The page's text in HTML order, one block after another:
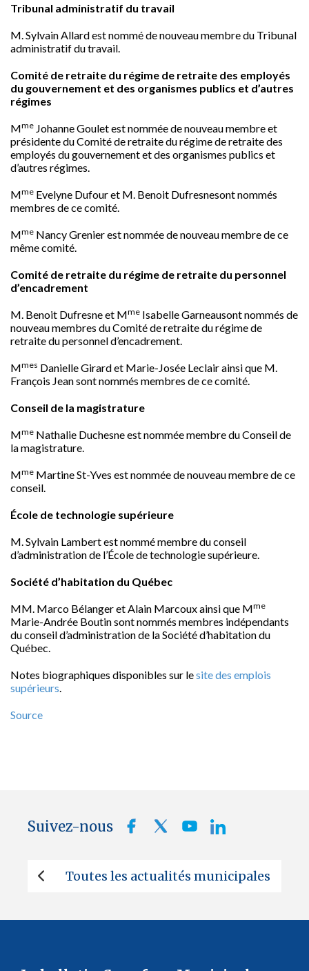
Tribunal administratif du travail
M.Sylvain Allardest nommé de nouveau membre du Tribunal
administratif du travail.
Comité de retraite du régime de retraite des employés
du gouvernement et des organismes publics et d’autres
régimes
Mme Johanne Gouletest nommée de nouveau membre et
présidente du Comité de retraite du régime de retraite des
employés du gouvernement et des organismes publics et
d’autres régimes.
Mme Evelyne Dufouret M. Benoit Dufresnesont nommés
membres de ce comité.
Mme Nancy Grenierest nommée de nouveau membre de ce
même comité.
Comité de retraite du régime de retraite du personnel
d’encadrement
M. Benoit Dufresneet Mme Isabelle Garneausont nommés de
nouveau membres du Comité de retraite du régime de
retraite du personnel d’encadrement.
Mmes Danielle Girardet Marie-Josée Leclair ainsi que M.
François Jean sont nommés membres de ce comité.
Conseil de la magistrature
Mme Nathalie Duchesneest nommée membre duConseil de
lamagistrature.
Mme Martine St-Yves est nommée de nouveau membre de ce
conseil.
École de technologie supérieure
M.Sylvain Lambertest nommé membre du conseil
d’administration de l’École de technologie supérieure.
Société d’habitation du Québec
MM. Marco Bélanger etAlain Marcouxainsi que Mme
Marie-Andrée Boutin sont nommés membres indépendants
du conseil d’administration de la Société d’habitation du
Québec.
Notes biographiques disponibles sur lesite des emplois
supérieurs.
Source
Suivez-nous
Toutes les actualités municipales